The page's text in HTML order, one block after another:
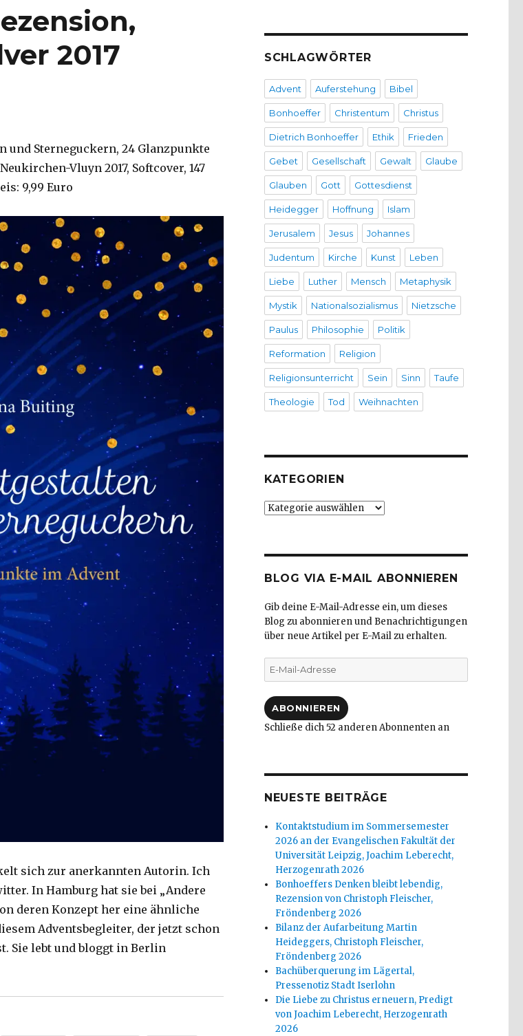
2017
und Sterneguckern, 24 Glanzpunkte
Vluyn 2017, Softcover, 147
9,99 Euro
sich zur anerkannten Autorin. Ich
In Hamburg hat sie bei „Andere
deren Konzept her eine ähnliche
Adventsbegleiter, der jetzt schon
Sie lebt und bloggt in Berlin
Rezension, Christoph Fleischer, Welver 2017“
SCHLAGWÖRTER
Advent Auferstehung Bibel
Bonhoeffer Christentum Christus
Dietrich Bonhoeffer Ethik Frieden
Gebet Gesellschaft Gewalt Glaube
Glauben Gott Gottesdienst
Heidegger Hoffnung Islam
Jerusalem Jesus Johannes
Judentum Kirche Kunst Leben
Liebe Luther Mensch Metaphysik
Mystik Nationalsozialismus Nietzsche
Paulus Philosophie Politik
Reformation Religion
Religionsunterricht Sein Sinn Taufe
Theologie Tod Weihnachten
KATEGORIEN
Kategorien
BLOG VIA E-MAIL ABONNIEREN
Gib deine E-Mail-Adresse ein, um dieses
Blog zu abonnieren und Benachrichtigungen
über neue Artikel per E-Mail zu erhalten.
E-
Mail-
ABONNIEREN
Schließe dich 52 anderen Abonnenten an
NEUESTE BEITRÄGE
Kontaktstudium im Sommersemester
2026 an der Evangelischen Fakultät der
Universität Leipzig, Joachim Leberecht,
Herzogenrath 2026
Bonhoeffers Denken bleibt lebendig,
Rezension von Christoph Fleischer,
Fröndenberg 2026
Bilanz der Aufarbeitung Martin
Heideggers, Christoph Fleischer,
Fröndenberg 2026
Bachüberquerung im Lägertal,
Pressenotiz Stadt Iserlohn
Die Liebe zu Christus erneuern, Predigt
von Joachim Leberecht, Herzogenrath
2026